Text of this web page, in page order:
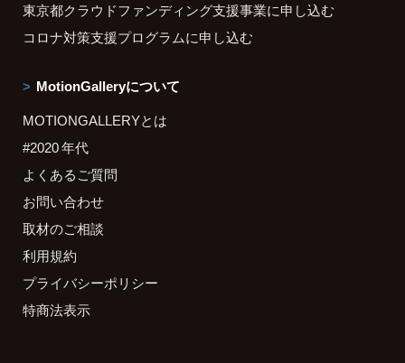
東京都クラウドファンディング支援事業に申し込む
コロナ対策支援プログラムに申し込む
MotionGalleryについて
MOTIONGALLERYとは
#2020 年代
よくあるご質問
お問い合わせ
取材のご相談
利用規約
プライバシーポリシー
特商法表示